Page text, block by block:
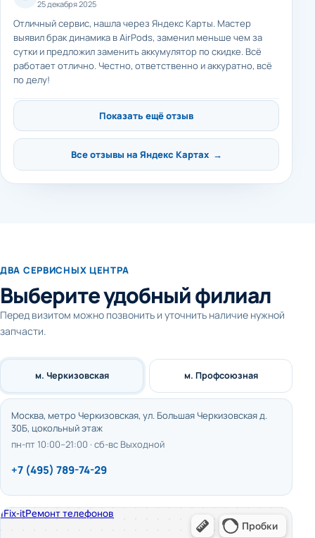
25 декабря 2025
Отличный сервис, нашла через Яндекс Карты. Мастер
выявил брак динамика в AirPods, заменил меньше чем за
сутки и предложил заменить аккумулятор по скидке. Всё
работает отлично. Честно, ответственно и аккуратно, всё
по делу!
Показать ещё отзыв
Все отзывы на Яндекс Картах →
ДВА СЕРВИСНЫХ ЦЕНТРА
Выберите удобный филиал
Перед визитом можно позвонить и уточнить наличие нужной
запчасти.
м. Черкизовская
Москва, метро Черкизовская, ул. Большая Черкизовская д.
30Б, цокольный этаж
пн-пт 10:00–21:00 · сб-вс Выходной
+7 (495) 789-74-29
м. Профсоюзная